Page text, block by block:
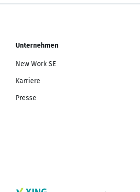
Unternehmen
New Work SE
Karriere
Presse